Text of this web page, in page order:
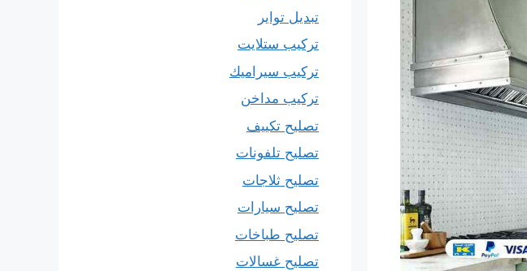
تبديل تواير
تركيب ستلايت
تركيب سيراميك
تركيب مداخن
تصليح تكييف
تصليح تلفونات
تصليح ثلاجات
تصليح سيارات
تصليح طباخات
تصليح غسالات